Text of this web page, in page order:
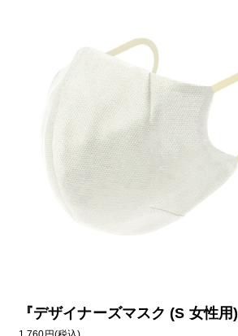
『デザイナーズマスク (S 女性用)